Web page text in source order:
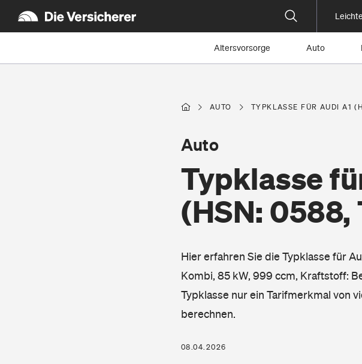
Altersvorsorge Auto
AUTO TYPKLASSE FÜR AUDI A1
Typklasse
(HSN: 0588,
Auto
Hier erfahren Sie die Typklasse für
Kombi, 85 kW, 999 ccm, Kraftstoff:
Typklasse nur ein Tarifmerkmal von
berechnen.
08.04.2026